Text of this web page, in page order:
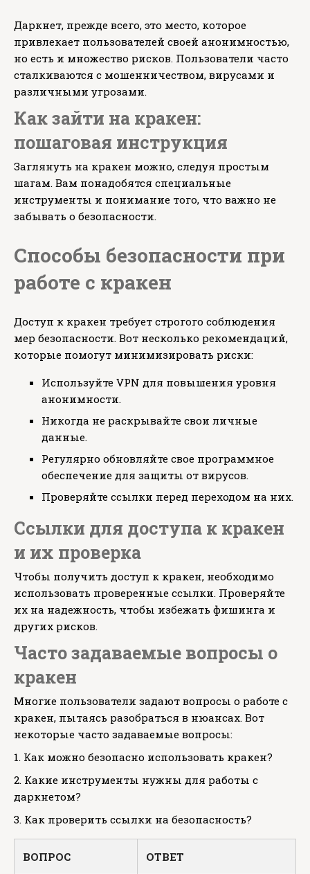
Даркнет, прежде всего, это место, которое
привлекает пользователей своей анонимностью,
но есть и множество рисков. Пользователи часто
сталкиваются с мошенничеством, вирусами и
различными угрозами.
Как зайти на кракен:
пошаговая инструкция
Заглянуть на кракен можно, следуя простым
шагам. Вам понадобятся специальные
инструменты и понимание того, что важно не
забывать о безопасности.
Способы безопасности при
работе с кракен
Доступ к кракен требует строгого соблюдения
мер безопасности. Вот несколько рекомендаций,
которые помогут минимизировать риски:
Используйте VPN для повышения уровня
анонимности.
Никогда не раскрывайте свои личные
данные.
Регулярно обновляйте свое программное
обеспечение для защиты от вирусов.
Проверяйте ссылки перед переходом на них.
Ссылки для доступа к кракен
и их проверка
Чтобы получить доступ к кракен, необходимо
использовать проверенные ссылки. Проверяйте
их на надежность, чтобы избежать фишинга и
других рисков.
Часто задаваемые вопросы о
кракен
Многие пользователи задают вопросы о работе с
кракен, пытаясь разобраться в нюансах. Вот
некоторые часто задаваемые вопросы:
1. Как можно безопасно использовать кракен?
2. Какие инструменты нужны для работы с
даркнетом?
3. Как проверить ссылки на безопасность?
ВОПРОС ОТВЕТ